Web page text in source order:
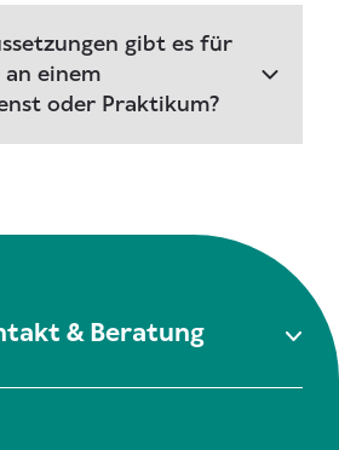
gibt es für
einem
oder Praktikum?
& Beratung